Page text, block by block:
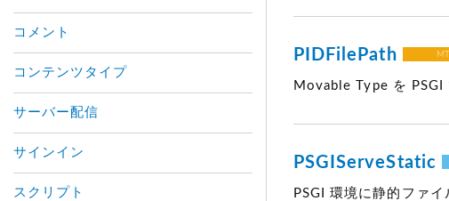
PIDFilePath
Movable Type を PSGI
PSGIServeStatic
PSGI 環境に静的ファ
コメント
コンテンツタイプ
サーバー配信
サインイン
スクリプト